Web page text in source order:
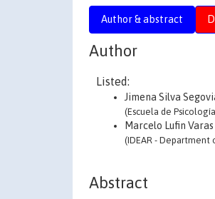
Author & abstract
Author
Listed:
Jimena Silva
(Escuela de
Marcelo Lufin Varas
(IDEAR - Department
Abstract